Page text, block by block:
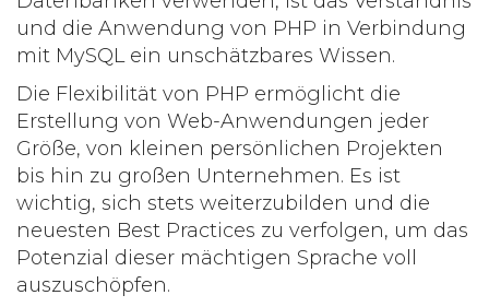
und die Anwendung von PHP in Verbindung
mit MySQL ein unschätzbares Wissen.
Die Flexibilität von PHP ermöglicht die
Erstellung von Web-Anwendungen jeder
Größe, von kleinen persönlichen Projekten
bis hin zu großen Unternehmen. Es ist
wichtig, sich stets weiterzubilden und die
neuesten Best Practices zu verfolgen, um das
Potenzial dieser mächtigen Sprache voll
auszuschöpfen.